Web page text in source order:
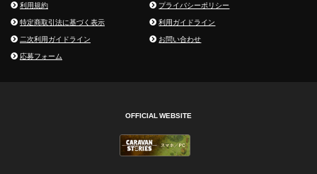
利用規約
プライバシーポリシー
特定商取引法に基づく表示
利用ガイドライン
二次利用ガイドライン
お問い合わせ
応募フォーム
OFFICIAL WEBSITE